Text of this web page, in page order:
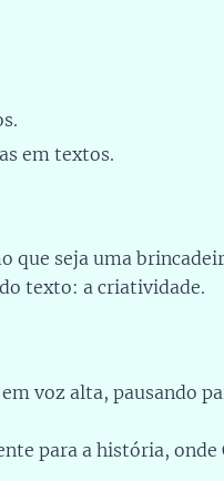
em textos.
que seja uma
texto: a criatividade.
voz alta, pausando
para a história, onde